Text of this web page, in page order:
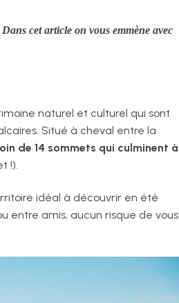
cet article on vous emmène avec
naturel et culturel qui sont
Situé à cheval entre la
de 14 sommets qui culminent à
!).
idéal à découvrir en été
entre amis, aucun risque de vous